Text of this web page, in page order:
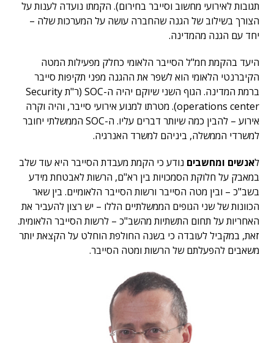
תגובות לאירועי מחשוב וסייבר בחירום). הקמתו נועדה לענות על
הצורך בשילוב של הגנה שהחברה עושה על המערכות שלה –
יחד עם הגנה מהמדינה.
היעד בהקמת חמ"ל הסייבר הלאומי כחלק מפעילות המטה
הקיברנטי הלאומי הוא לשפר את ההגנה מפני תקיפות סייבר
ברמת המדינה. הגוף השני שיוקם יהיה ה-SOC (ר"ת Security
operations center). מטרתו למנוע אירועי סייבר, והיה וקרה
אירוע – להבין כמה שיותר דברים עליו. ה-SOC הממשלתי יחובר
למשרדי הממשלה, ביניהם למשרד האנרגיה.
לאנשים ומחשבים נודע כי הקמת מעבדת הסייבר היא עוד שלב
במאבק על חלוקת הסמכויות בין רא"ם, הרשות לאבטחת מידע
בשב"כ – ובין מטה הסייבר ורשות הסייבר הלאומיים. בין שאר
הכוונות של שני הגופים הממשלתיים הללו – יש רצון להעביר את
האחריות על תחום התשתיות מהשב"כ – לרשות הסייבר הלאומית.
זאת, במקביל לעובדה כי בשנה החולפת הוחלט על הקצאת יותר
משאבים להפעלתם של הרשות ומטה הסייבר.